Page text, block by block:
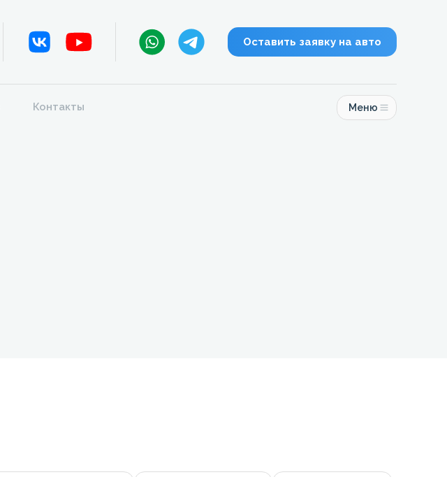
Оставить заявку на авто
Контакты Меню